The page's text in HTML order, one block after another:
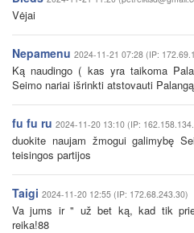
Vėjai
Nepamenu 2024-11-21 07:28 (IP:
Ką naudingo ( kas yra taikoma
Seimo nariai išrinkti atstovauti
fu fu ru 2024-11-20 13:10 (IP:
duokite naujam žmogui galimybę
teisingos partijos
Taigi 2024-11-20 12:55 (IP: 172.68.243.30)
Va jums ir " už bet ką, kad tik
reika!88